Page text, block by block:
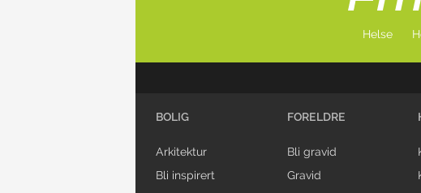
Helse
BOLIG
Arkitektur
Bli inspirert
FORELDRE
Bli gravid
Gravid